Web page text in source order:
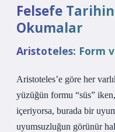
Felsefe
Okumalar
Aristoteles: Form
Aristoteles’e göre her
yüzüğün formu “süs”
içeriyorsa, burada bir
uyumsuzluğun görünür